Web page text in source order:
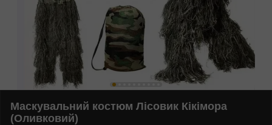
Маскувальний костюм Лісовик Кікімора
(Оливковий)